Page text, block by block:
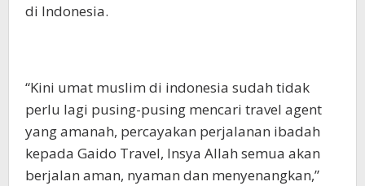
di Indonesia.
“Kini umat muslim di indonesia sudah tidak
perlu lagi pusing-pusing mencari travel agent
yang amanah, percayakan perjalanan ibadah
kepada Gaido Travel, Insya Allah semua akan
berjalan aman, nyaman dan menyenangkan,”